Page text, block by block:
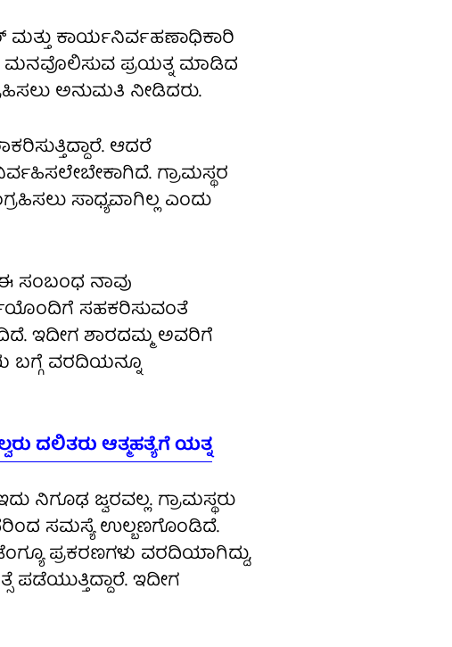
ಮತ್ತು ಕಾರ್ಯನಿರ್ವಹಣಾಧಿಕಾರಿ
ಮನವೊಲಿಸುವ ಪ್ರಯತ್ನ ಮಾಡಿದ
ಅನುಮತಿ ನೀಡಿದರು.
ಆದರೆ
ಗ್ರಾಮಸ್ಥರ
ಸಾಧ್ಯವಾಗಿಲ್ಲ ಎಂದು
ಸಂಬಂಧ ನಾವು
ಸಹಕರಿಸುವಂತೆ
ಇದೀಗ ಶಾರದಮ್ಮ ಅವರಿಗೆ
ಬಗ್ಗೆ ವರದಿಯನ್ನೂ
ದಲಿತರು ಆತ್ಮಹತ್ಯೆಗೆ ಯತ್ನ
ನಿಗೂಢ ಜ್ವರವಲ್ಲ. ಗ್ರಾಮಸ್ಥರು
ಸಮಸ್ಯೆ ಉಲ್ಬಣಗೊಂಡಿದೆ.
ಪ್ರಕರಣಗಳು ವರದಿಯಾಗಿದ್ದು,
ಪಡೆಯುತ್ತಿದ್ದಾರೆ. ಇದೀಗ